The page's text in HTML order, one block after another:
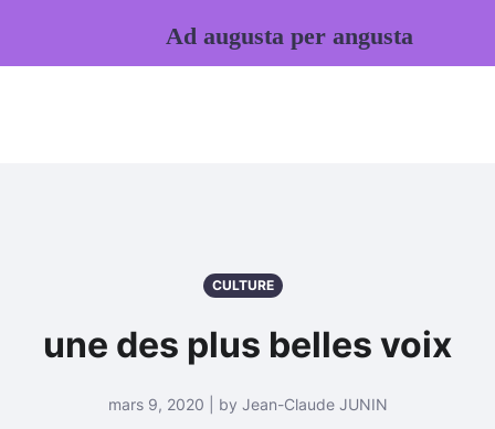
CULTURE
une des plus belles voix
mars 9, 2020 | by Jean-Claude JUNIN
Ad augusta per angusta